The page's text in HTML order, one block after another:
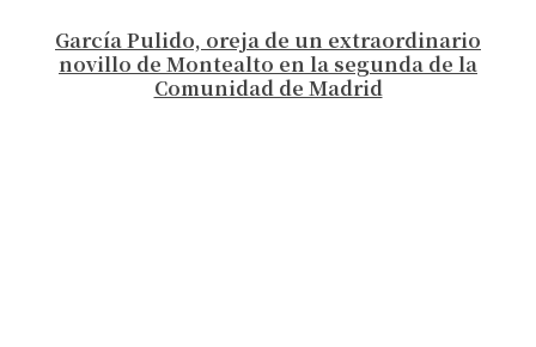
García Pulido, oreja de un extraordinario
novillo de Montealto en la segunda de la
Comunidad de Madrid